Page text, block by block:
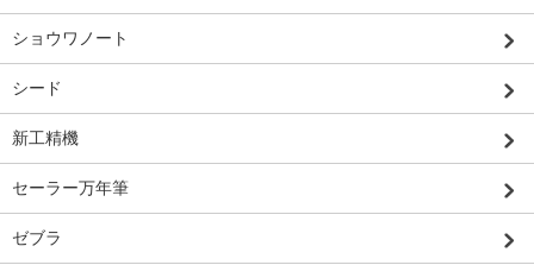
ショウワノート
シード
新工精機
セーラー万年筆
ゼブラ